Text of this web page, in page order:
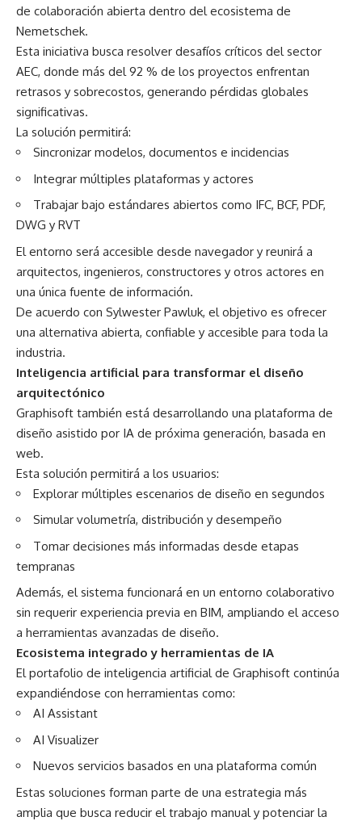
de colaboración abierta dentro del ecosistema de
Nemetschek.
Esta iniciativa busca resolver desafíos críticos del sector
AEC, donde más del 92 % de los proyectos enfrentan
retrasos y sobrecostos, generando pérdidas globales
significativas.
La solución permitirá:
Sincronizar modelos, documentos e incidencias
Integrar múltiples plataformas y actores
Trabajar bajo estándares abiertos como IFC, BCF, PDF,
DWG y RVT
El entorno será accesible desde navegador y reunirá a
arquitectos, ingenieros, constructores y otros actores en
una única fuente de información.
De acuerdo con Sylwester Pawluk, el objetivo es ofrecer
una alternativa abierta, confiable y accesible para toda la
industria.
Inteligencia artificial para transformar el diseño
arquitectónico
Graphisoft también está desarrollando una plataforma de
diseño asistido por IA de próxima generación, basada en
web.
Esta solución permitirá a los usuarios:
Explorar múltiples escenarios de diseño en segundos
Simular volumetría, distribución y desempeño
Tomar decisiones más informadas desde etapas
tempranas
Además, el sistema funcionará en un entorno colaborativo
sin requerir experiencia previa en BIM, ampliando el acceso
a herramientas avanzadas de diseño.
Ecosistema integrado y herramientas de IA
El portafolio de inteligencia artificial de Graphisoft continúa
expandiéndose con herramientas como:
AI Assistant
AI Visualizer
Nuevos servicios basados en una plataforma común
Estas soluciones forman parte de una estrategia más
amplia que busca reducir el trabajo manual y potenciar la